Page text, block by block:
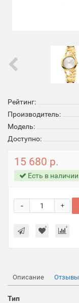
Рейтинг:
Производитель:
Модель:
Доступно:
15 680 р.
Есть в наличии
+
-
Описание Отзывы
Тип